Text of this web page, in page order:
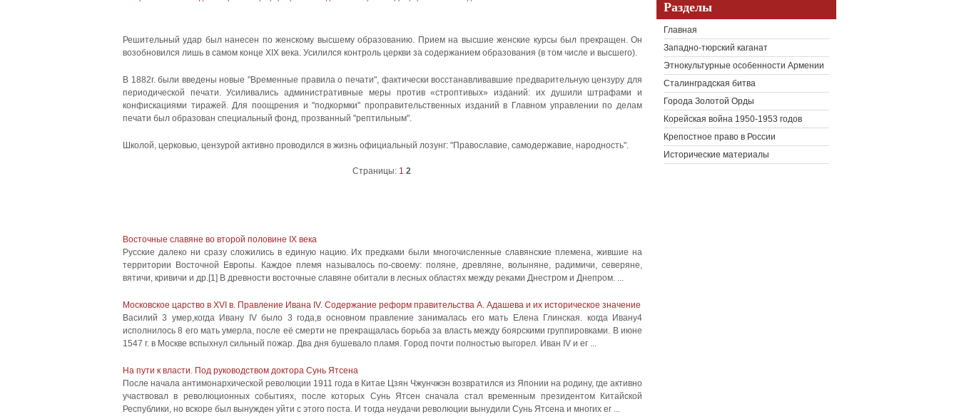
Решительный удар был нанесен по женскому высшему образованию. Прием на высшие женские курсы был прекращен. Он
возобновился лишь в самом конце XIX века. Усилился контроль церкви за содержанием образования (в том числе и высшего).
В 1882г. были введены новые "Временные правила о печати", фактически восстанавливавшие предварительную цензуру для
периодической печати. Усиливались административные меры против «строптивых» изданий: их душили штрафами и
конфискациями тиражей. Для поощрения и "подкормки" проправительственных изданий в Главном управлении по делам
печати был образован специальный фонд, прозванный "рептильным".
Школой, церковью, цензурой активно проводился в жизнь официальный лозунг: "Православие, самодержавие, народность".
Страницы: 1 2
Восточные славяне во второй половине IX века
Русские далеко ни сразу сложились в единую нацию. Их предками были многочисленные славянские племена, жившие на
территории Восточной Европы. Каждое племя называлось по-своему: поляне, древляне, волыняне, радимичи, северяне,
вятичи, кривичи и др.[1] В древности восточные славяне обитали в лесных областях между реками Днестром и Днепром. ...
Московское царство в XVI в. Правление Ивана IV. Содержание реформ правительства А. Адашева и их историческое значение
Василий 3 умер,когда Ивану IV было 3 года,в основном правление занималась его мать Елена Глинская. когда Ивану4
исполнилось 8 его мать умерла, после её смерти не прекращалась борьба за власть между боярскими группировками. В июне
1547 г. в Москве вспыхнул сильный пожар. Два дня бушевало пламя. Город почти полностью выгорел. Иван IV и ег ...
На пути к власти. Под руководством доктора Сунь Ятсена
После начала антимонархической революции 1911 года в Китае Цзян Чжунчжэн возвратился из Японии на родину, где активно
участвовал в революционных событиях, после которых Сунь Ятсен сначала стал временным президентом Китайской
Республики, но вскоре был вынужден уйти с этого поста. И тогда неудачи революции вынудили Сунь Ятсена и многих ег ...
Разделы
Главная
Западно-тюрский каганат
Этнокультурные особенности Армении
Сталинградская битва
Города Золотой Орды
Корейская война 1950-1953 годов
Крепостное право в России
Исторические материалы